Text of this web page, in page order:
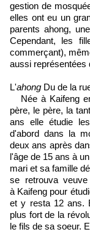
gestion de
elles ont eu un
parents ahong,
Cependant, les
commerçant),
aussi représentées
L'ahong Du de la
Née à Kaifeng
père, le père, la
ans elle étudie
d'abord dans la
deux ans après
l'âge de 15 ans à
mari et sa famille
se retrouva
à Kaifeng pour
et y resta 12 ans.
plus fort de la
le fils de sa soeur.